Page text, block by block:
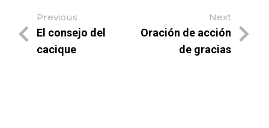
Previous
El consejo del
cacique
Next
Oración de acción
de gracias